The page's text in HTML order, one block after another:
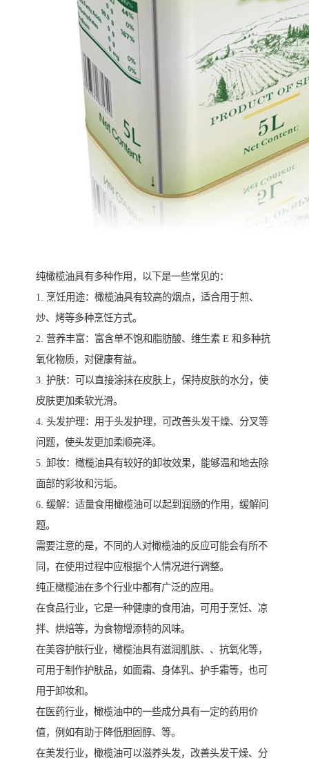
纯橄榄油具有多种作用，以下是一些常见的：
1. 烹饪用途：橄榄油具有较高的烟点，适合用于煎、
炒、烤等多种烹饪方式。
2. 营养丰富：富含单不饱和脂肪酸、维生素 E 和多种抗
氧化物质，对健康有益。
3. 护肤：可以直接涂抹在皮肤上，保持皮肤的水分，使
皮肤更加柔软光滑。
4. 头发护理：用于头发护理，可改善头发干燥、分叉等
问题，使头发更加柔顺亮泽。
5. 卸妆：橄榄油具有较好的卸妆效果，能够温和地去除
面部的彩妆和污垢。
6. 缓解：适量食用橄榄油可以起到润肠的作用，缓解问
题。
需要注意的是，不同的人对橄榄油的反应可能会有所不
同，在使用过程中应根据个人情况进行调整。
纯正橄榄油在多个行业中都有广泛的应用。
在食品行业，它是一种健康的食用油，可用于烹饪、凉
拌、烘焙等，为食物增添特的风味。
在美容护肤行业，橄榄油具有滋润肌肤、、抗氧化等，
可用于制作护肤品，如面霜、身体乳、护手霜等，也可
用于卸妆和。
在医药行业，橄榄油中的一些成分具有一定的药用价
值，例如有助于降低胆固醇、等。
在美发行业，橄榄油可以滋养头发，改善头发干燥、分